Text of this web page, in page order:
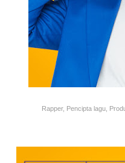
Rapper, Pencipta lagu,